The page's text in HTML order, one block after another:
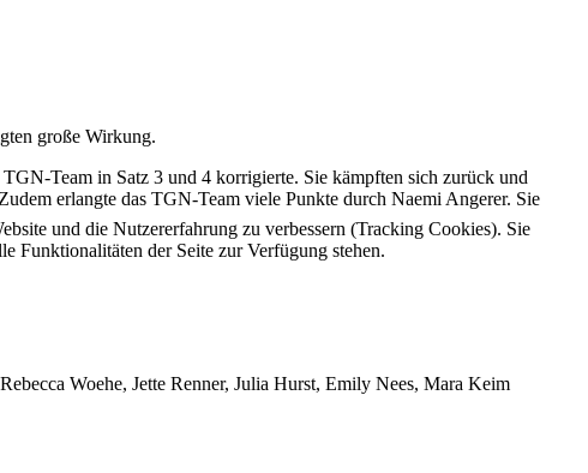
große Wirkung.
Team in Satz 3 und 4 korrigierte. Sie kämpften sich zurück und
erlangte das TGN-Team viele Punkte durch Naemi Angerer. Sie
Woehe, Jette Renner, Julia Hurst, Emily Nees, Mara Keim
und die Nutzererfahrung zu verbessern (Tracking Cookies). Sie
Funktionalitäten der Seite zur Verfügung stehen.